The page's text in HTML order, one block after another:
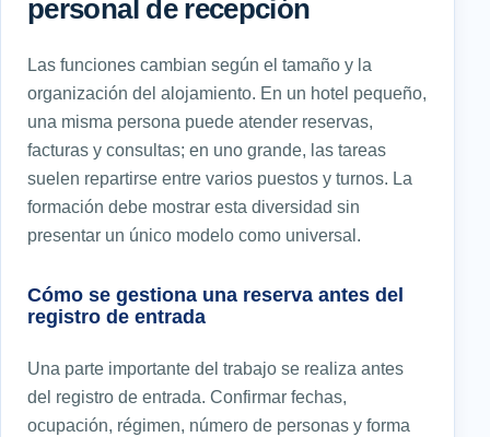
personal de recepción
Las funciones cambian según el tamaño y la
organización del alojamiento. En un hotel pequeño,
una misma persona puede atender reservas,
facturas y consultas; en uno grande, las tareas
suelen repartirse entre varios puestos y turnos. La
formación debe mostrar esta diversidad sin
presentar un único modelo como universal.
Cómo se gestiona una reserva antes del
registro de entrada
Una parte importante del trabajo se realiza antes
del registro de entrada. Confirmar fechas,
ocupación, régimen, número de personas y forma